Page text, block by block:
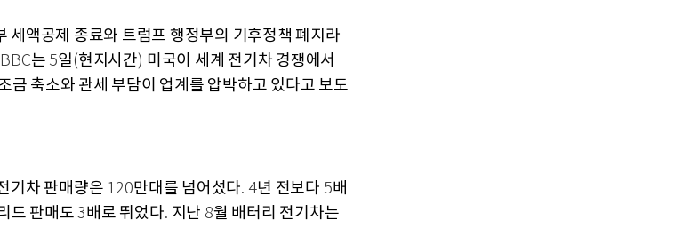
세액공제 종료와 트럼프 행정부의 기후정책 폐지라
BBC는 5일 (현지시간) 미국이 세계 전기차 경쟁에서
금 축소와 관세 부담이 업계를 압박하고 있다고 보도
기차 판매량은 120만대를 넘어섰다. 4년 전보다 5배
드 판매도 3배로 뛰었다. 지난 8월 배터리 전기차는